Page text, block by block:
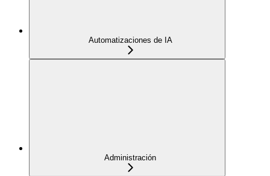
Automatizaciones de IA
Administración